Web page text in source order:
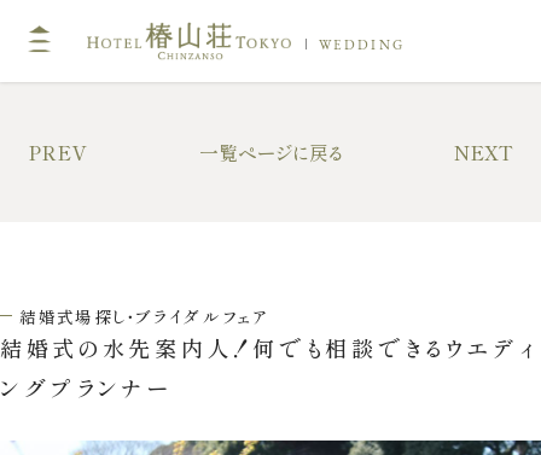
WEDDING
神社挙式
結婚式場探し・ブライダルフェア
結婚式の水先案内人！何でも相談できるウエディ
ングプランナー
PREV 一覧ページに戻る NEXT